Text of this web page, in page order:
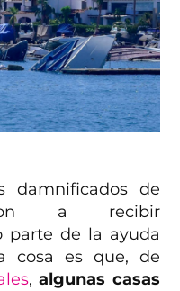
damnificados de
a recibir
parte de la ayuda
cosa es que, de
,algunas casas